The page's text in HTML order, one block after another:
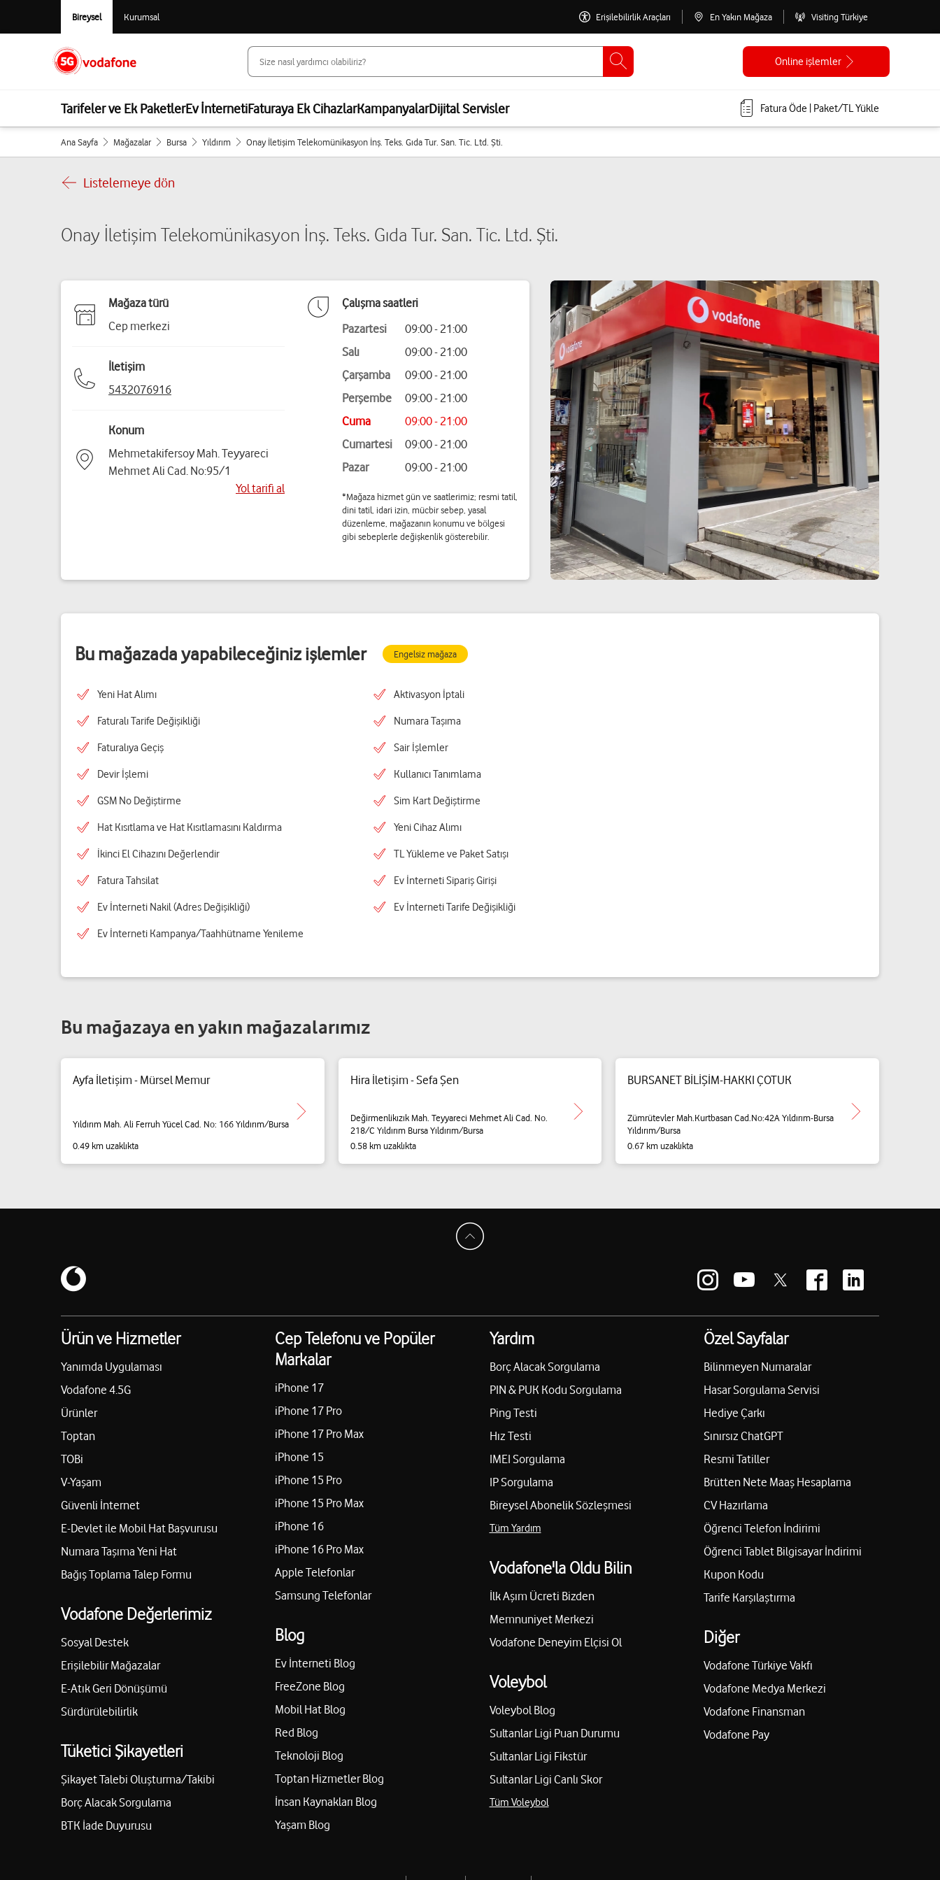
Bireysel Kurumsal Erişilebilirlik Araçları En Yakın Mağaza Visiting Türkiye
Online işlemler
Tarifeler ve Ek PaketlerEv İnternetiFaturaya Ek CihazlarKampanyalarDijital Servisler Fatura Öde | Paket/TL Yükle
Ana Sayfa Mağazalar Bursa Yıldırım Onay İletişim Telekomünikasyon İnş. Teks. Gıda Tur. San. Tic. Ltd. Şti.
Listelemeye dön
Onay İletişim Telekomünikasyon İnş. Teks. Gıda Tur. San. Tic. Ltd. Şti.
Mağaza türü
Cep merkezi
İletişim
5432076916
Konum
Mehmetakifersoy Mah. Teyyareci
Mehmet Ali Cad. No:95/1
Yol tarifi al
Çalışma saatleri
Pazartesi
09:00 - 21:00
Salı
09:00 - 21:00
Çarşamba
09:00 - 21:00
Perşembe
09:00 - 21:00
Cuma
09:00 - 21:00
Cumartesi
09:00 - 21:00
Pazar
09:00 - 21:00
*Mağaza hizmet gün ve saatlerimiz; resmi tatil,
dini tatil, idari izin, mücbir sebep, yasal
düzenleme, mağazanın konumu ve bölgesi
gibi sebeplerle değişkenlik gösterebilir.
Bu mağazada yapabileceğiniz işlemler Engelsiz mağaza
Yeni Hat Alımı Aktivasyon İptali
Faturalı Tarife Değişikliği Numara Taşıma
Faturalıya Geçiş Sair İşlemler
Devir İşlemi Kullanıcı Tanımlama
GSM No Değiştirme Sim Kart Değiştirme
Hat Kısıtlama ve Hat Kısıtlamasını Kaldırma Yeni Cihaz Alımı
İkinci El Cihazını Değerlendir TL Yükleme ve Paket Satışı
Fatura Tahsilat Ev İnterneti Sipariş Girişi
Ev İnterneti Nakil (Adres Değişikliği) Ev İnterneti Tarife Değişikliği
Ev İnterneti Kampanya/Taahhütname Yenileme
Bu mağazaya en yakın mağazalarımız
Ayfa İletişim - Mürsel Memur
Yıldırım Mah. Ali Ferruh Yücel Cad. No: 166 Yıldırım/Bursa
0.49 km uzaklıkta
Hira İletişim - Sefa Şen
Değirmenlikızık Mah. Teyyareci Mehmet Ali Cad. No.
218/C Yıldırım Bursa Yıldırım/Bursa
0.58 km uzaklıkta
BURSANET BİLİŞİM-HAKKI ÇOTUK
Zümrütevler Mah.Kurtbasan Cad.No:42A Yıldırım-Bursa
Yıldırım/Bursa
0.67 km uzaklıkta
Ürün ve Hizmetler
Yanımda Uygulaması
Vodafone 4.5G
Ürünler
Toptan
TOBi
V-Yaşam
Güvenli İnternet
E-Devlet ile Mobil Hat Başvurusu
Numara Taşıma Yeni Hat
Bağış Toplama Talep Formu
Vodafone Değerlerimiz
Sosyal Destek
Erişilebilir Mağazalar
E-Atık Geri Dönüşümü
Sürdürülebilirlik
Tüketici Şikayetleri
Şikayet Talebi Oluşturma/Takibi
Borç Alacak Sorgulama
BTK İade Duyurusu
Cep Telefonu ve Popüler
Markalar
iPhone 17
iPhone 17 Pro
iPhone 17 Pro Max
iPhone 15
iPhone 15 Pro
iPhone 15 Pro Max
iPhone 16
iPhone 16 Pro Max
Apple Telefonlar
Samsung Telefonlar
Blog
Ev İnterneti Blog
FreeZone Blog
Mobil Hat Blog
Red Blog
Teknoloji Blog
Toptan Hizmetler Blog
İnsan Kaynakları Blog
Yaşam Blog
Yardım
Borç Alacak Sorgulama
PIN & PUK Kodu Sorgulama
Ping Testi
Hız Testi
IMEI Sorgulama
IP Sorgulama
Bireysel Abonelik Sözleşmesi
Tüm Yardım
Vodafone'la Oldu Bilin
İlk Aşım Ücreti Bizden
Memnuniyet Merkezi
Vodafone Deneyim Elçisi Ol
Voleybol
Voleybol Blog
Sultanlar Ligi Puan Durumu
Sultanlar Ligi Fikstür
Sultanlar Ligi Canlı Skor
Tüm Voleybol
Özel Sayfalar
Bilinmeyen Numaralar
Hasar Sorgulama Servisi
Hediye Çarkı
Sınırsız ChatGPT
Resmi Tatiller
Brütten Nete Maaş Hesaplama
CV Hazırlama
Öğrenci Telefon İndirimi
Öğrenci Tablet Bilgisayar İndirimi
Kupon Kodu
Tarife Karşılaştırma
Diğer
Vodafone Türkiye Vakfı
Vodafone Medya Merkezi
Vodafone Finansman
Vodafone Pay